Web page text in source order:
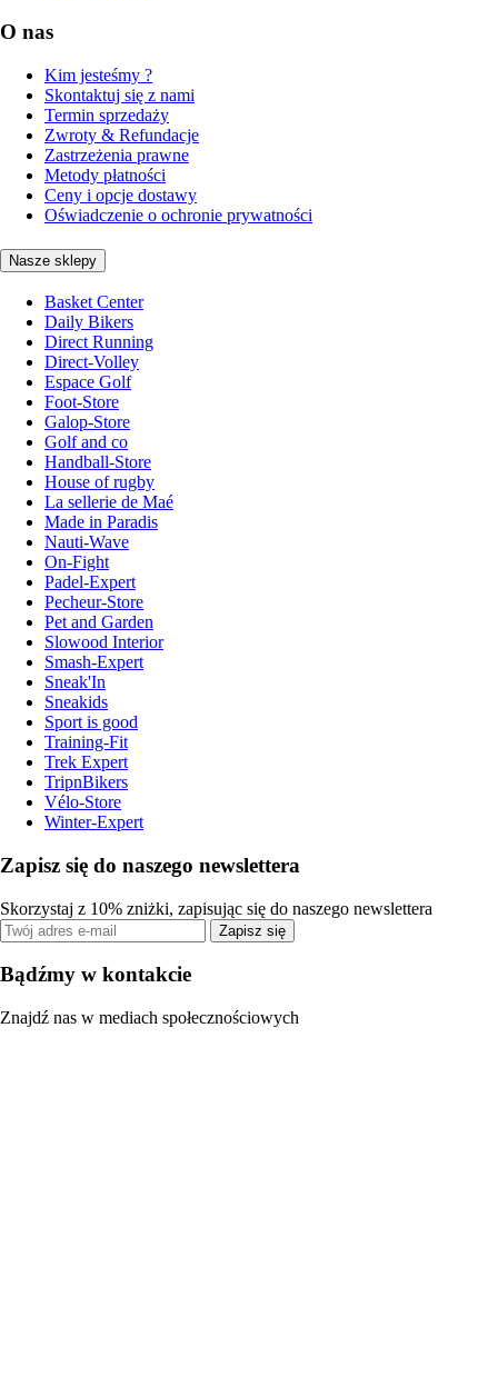
O nas
Kim jesteśmy ?
Skontaktuj się z nami
Termin sprzedaży
Zwroty & Refundacje
Zastrzeżenia prawne
Metody płatności
Ceny i opcje dostawy
Oświadczenie o ochronie prywatności
Nasze sklepy
Basket Center
Daily Bikers
Direct Running
Direct-Volley
Espace Golf
Foot-Store
Galop-Store
Golf and co
Handball-Store
House of rugby
La sellerie de Maé
Made in Paradis
Nauti-Wave
On-Fight
Padel-Expert
Pecheur-Store
Pet and Garden
Slowood Interior
Smash-Expert
Sneak'In
Sneakids
Sport is good
Training-Fit
Trek Expert
TripnBikers
Vélo-Store
Winter-Expert
Zapisz się do naszego newslettera
Skorzystaj z 10% zniżki, zapisując się do naszego newslettera
Zapisz się
Bądźmy w kontakcie
Znajdź nas w mediach społecznościowych